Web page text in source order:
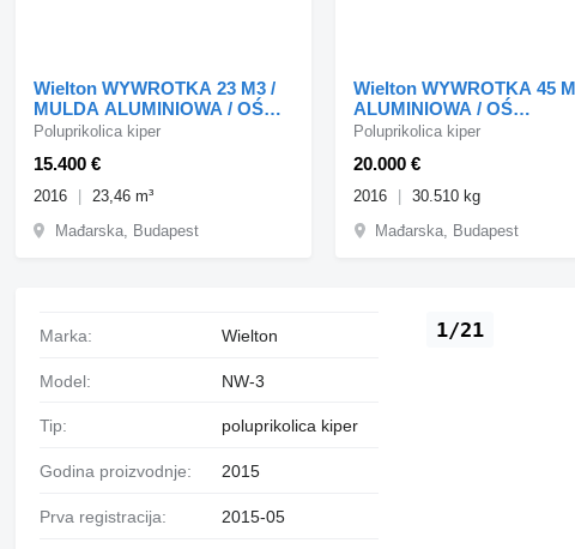
Wielton WYWROTKA 23 M3 /
MULDA ALUMINIOWA / OŚ
PODNOSZONA
15.400 €
Poluprikolica kiper
2016
23,46 m³
Mađarska, Budapest
Wielton WYWROTKA 45
ALUMINIOWA / OŚ
PODNOSZONA / OSIE
20.000 €
Poluprikolica kiper
2016
30.510 kg
Mađarska, Budapest
1/21
Marka: Wielton
Model: NW-3
Tip: poluprikolica kiper
Godina proizvodnje: 2015
Prva registracija: 2015-05